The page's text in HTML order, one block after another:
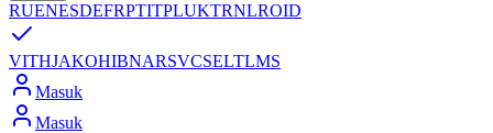
RUENESDEFRPTITPLUKTRNLROID
VITHJAKOHIBNARSVCSELTLMS
Masuk
Masuk